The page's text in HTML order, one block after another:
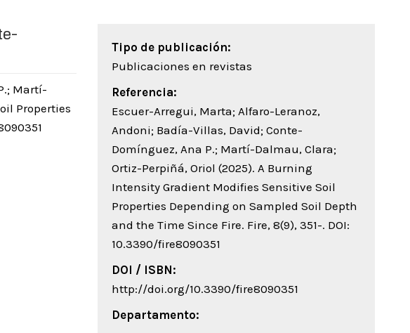
Martí-
Properties
Tipo de publicación:
Publicaciones en revistas
Referencia:
Escuer-Arregui, Marta; Alfaro-Leranoz,
Andoni; Badía-Villas, David; Conte-
Domínguez, Ana P.; Martí-Dalmau, Clara;
Ortiz-Perpiñá, Oriol (2025). A Burning
Intensity Gradient Modifies Sensitive Soil
Properties Depending on Sampled Soil Depth
and the Time Since Fire. Fire, 8(9), 351-. DOI:
10.3390/fire8090351
DOI / ISBN:
http://doi.org/10.3390/fire8090351
Departamento: